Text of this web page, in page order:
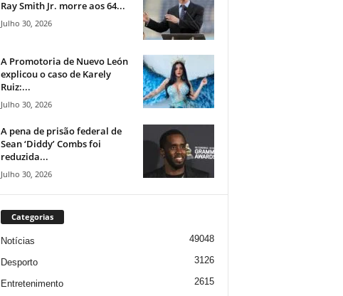
Ray Smith Jr. morre aos 64...
Julho 30, 2026
A Promotoria de Nuevo León
explicou o caso de Karely
Ruiz:...
Julho 30, 2026
A pena de prisão federal de
Sean ‘Diddy’ Combs foi
reduzida...
Julho 30, 2026
Categorias
Notícias 49048
Desporto 3126
Entretenimento 2615